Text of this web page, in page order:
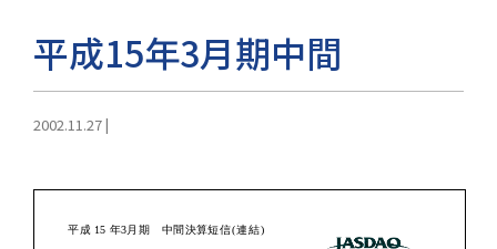
平成15年3月期中間
2002.11.27|